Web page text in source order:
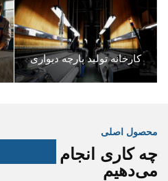
کارخانه تولید پارچه دیواری
محصول اصلی
چه کاری انجام
می‌دهیم